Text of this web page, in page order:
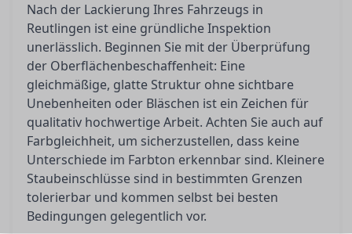
Nach der Lackierung Ihres Fahrzeugs in
Reutlingen ist eine gründliche Inspektion
unerlässlich. Beginnen Sie mit der Überprüfung
der Oberflächenbeschaffenheit: Eine
gleichmäßige, glatte Struktur ohne sichtbare
Unebenheiten oder Bläschen ist ein Zeichen für
qualitativ hochwertige Arbeit. Achten Sie auch auf
Farbgleichheit, um sicherzustellen, dass keine
Unterschiede im Farbton erkennbar sind. Kleinere
Staubeinschlüsse sind in bestimmten Grenzen
tolerierbar und kommen selbst bei besten
Bedingungen gelegentlich vor.